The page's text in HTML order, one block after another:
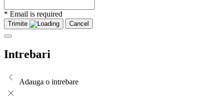
* Email is required
Trimite Cancel
Intrebari
Adauga o intrebare